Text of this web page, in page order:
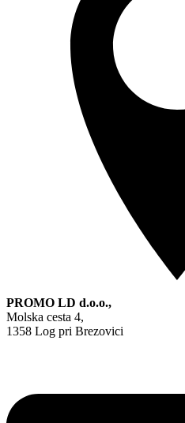
PROMO LD d.o.o.,
Molska cesta 4,
1358 Log pri Brezovici